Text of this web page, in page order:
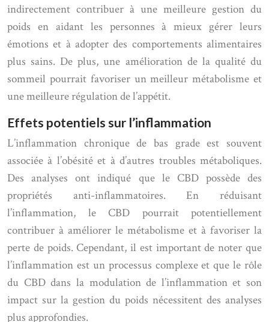
indirectement contribuer à une meilleure gestion du
poids en aidant les personnes à mieux gérer leurs
émotions et à adopter des comportements alimentaires
plus sains. De plus, une amélioration de la qualité du
sommeil pourrait favoriser un meilleur métabolisme et
une meilleure régulation de l’appétit.
Effets potentiels sur l’inflammation
L’inflammation chronique de bas grade est souvent
associée à l’obésité et à d’autres troubles métaboliques.
Des analyses ont indiqué que le CBD possède des
propriétés anti-inflammatoires. En réduisant
l’inflammation, le CBD pourrait potentiellement
contribuer à améliorer le métabolisme et à favoriser la
perte de poids. Cependant, il est important de noter que
l’inflammation est un processus complexe et que le rôle
du CBD dans la modulation de l’inflammation et son
impact sur la gestion du poids nécessitent des analyses
plus approfondies.